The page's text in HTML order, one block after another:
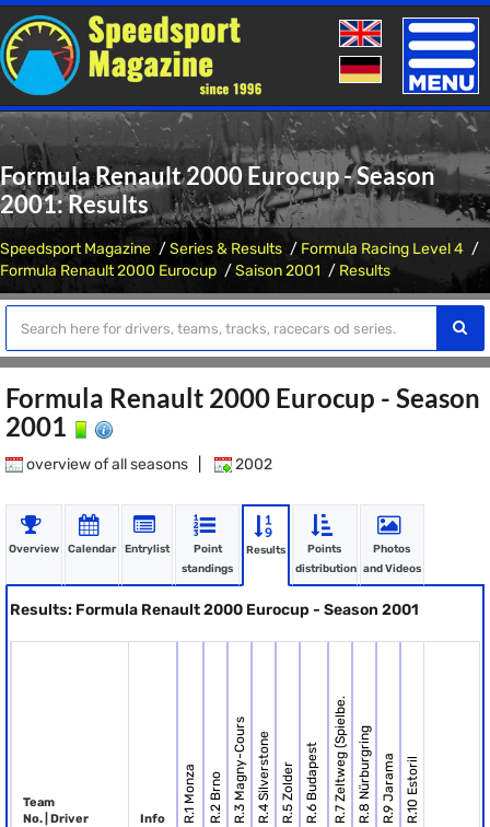
Toggle
Formula Renault 2000 Eurocup - Season
2001: Results
Speedsport Magazine Series & Results
Formula Racing Level 4
Formula Renault 2000 Eurocup
Saison 2001 Results
Formula Renault 2000 Eurocup - Season
2001
overview of all seasons 2002
Overview Calendar Entrylist
Point
standings
Results
Points
distribution
Photos
and Videos
Results: Formula Renault 2000 Eurocup - Season 2001
Team
No. | Driver
Info R.1 Monza R.2 Brno R.3 Magny-CoursR.4 Silverstone R.5 Zolder R.6 BudapestR.7 Zeltweg (Spielbe.R.8 NürburgringR.9 Jarama R.10 Estoril